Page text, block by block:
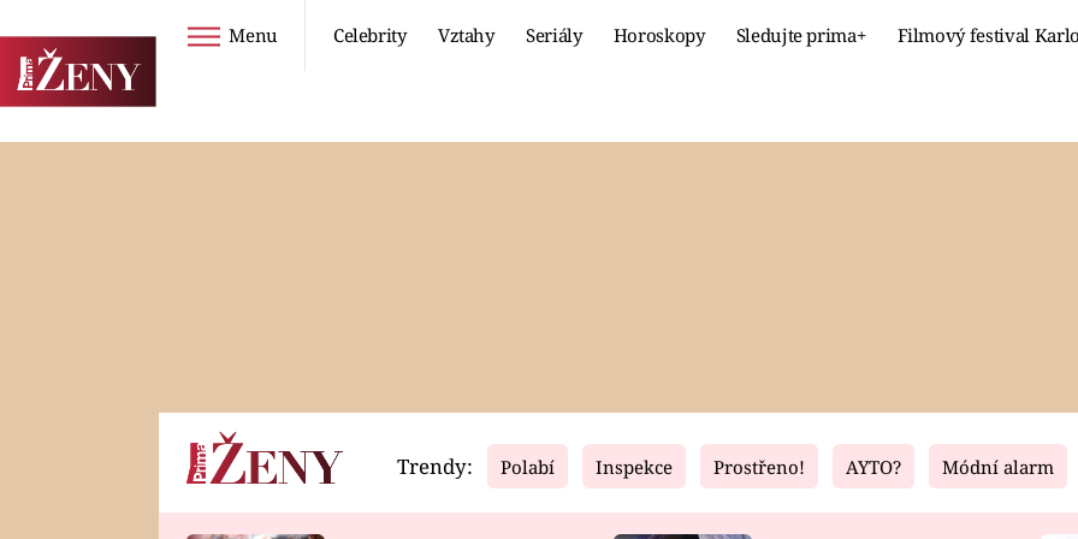
Menu Celebrity Vztahy Seriály Horoskopy Sledujte prima+ Filmový festival
Horoskopy Video Fresh Living
Trendy: Polabí Inspekce Prostřeno! AYTO? Módní alarm